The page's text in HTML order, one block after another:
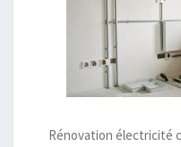
Rénovation électricité